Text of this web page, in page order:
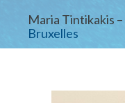
Maria Tintikakis –
Bruxelles